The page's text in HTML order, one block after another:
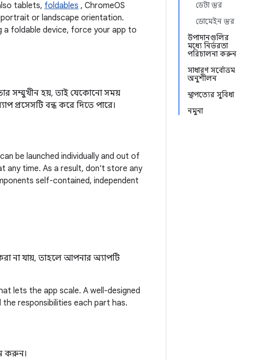
ডেটা স্তর
ডোমেইন স্তর
উপাদানগুলির
মধ্যে নির্ভরতা
পরিচালনা করুন
সাধারণ সর্বোত্তম
অনুশীলন
স্থাপত্যের সুবিধা
নমুনা
tablets, foldables , ChromeOS
portrait or landscape orientation.
a foldable device, force your app to
সম্মুখীন হয়, তাই যেকোনো সময়
প্রসেসটি বন্ধ করে দিতে পারে।
be launched individually and out of
any time. As a result, don't store any
self-contained, independent
না যায়, তাহলে আপনার অ্যাপটি
lets the app scale. A well-designed
responsibilities each part has.
করুন।